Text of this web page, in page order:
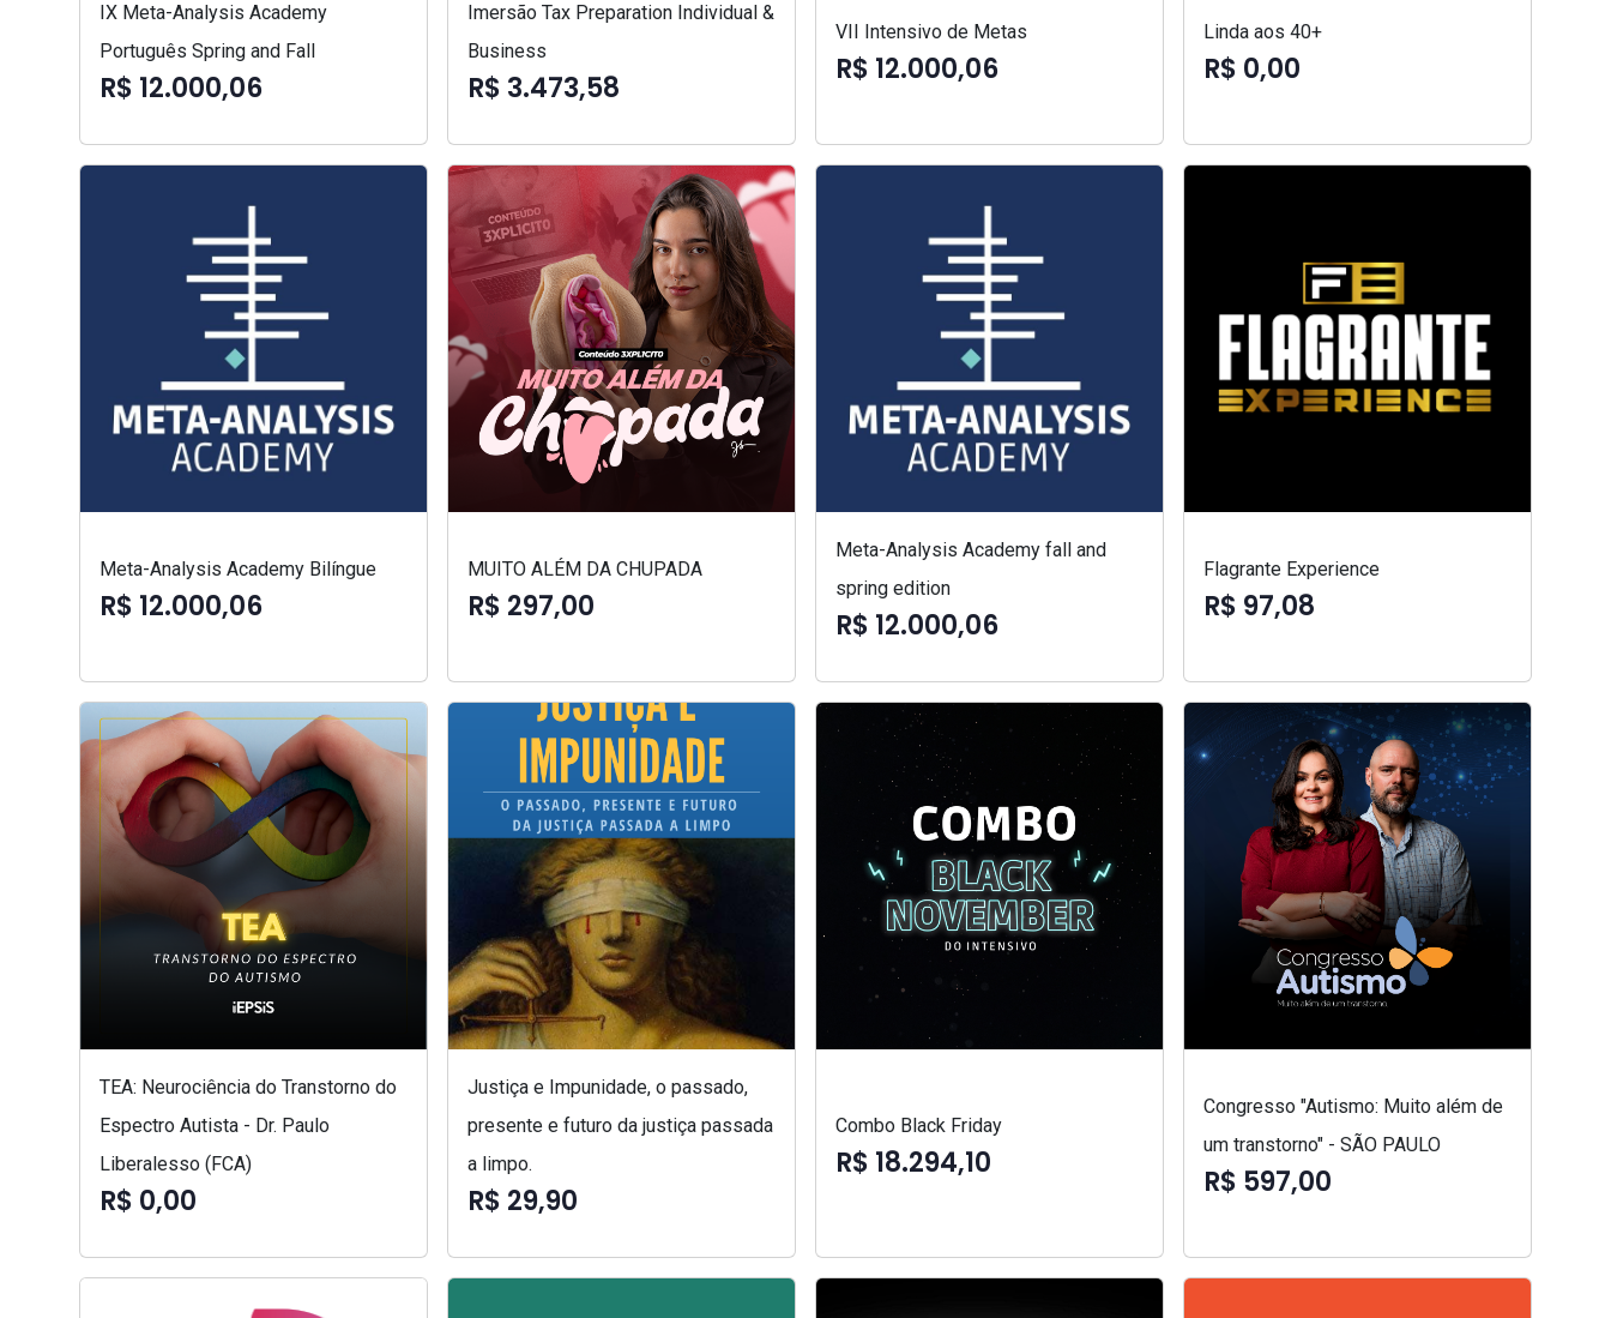
IX Meta-Analysis Academy
Português Spring and Fall
R$ 12.000,06
Imersão Tax Preparation Individual &
Business
R$ 3.473,58
VII Intensivo de Metas
R$ 12.000,06
Linda aos 40+
R$ 0,00
Meta-Analysis Academy Bilíngue
R$ 12.000,06
MUITO ALÉM DA CHUPADA
R$ 297,00
Meta-Analysis Academy fall and
spring edition
R$ 12.000,06
Flagrante Experience
R$ 97,08
TEA: Neurociência do Transtorno do
Espectro Autista - Dr. Paulo
Liberalesso (FCA)
R$ 0,00
Justiça e Impunidade, o passado,
presente e futuro da justiça passada
a limpo.
R$ 29,90
Combo Black Friday
R$ 18.294,10
Congresso "Autismo: Muito além de
um transtorno" - SÃO PAULO
R$ 597,00